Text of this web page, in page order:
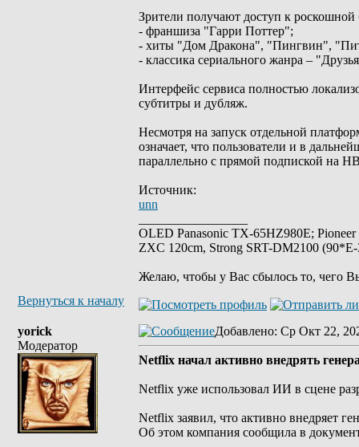
Зрители получают доступ к
- франшиза "Гарри Поттер";
- хиты "Дом Дракона", "Пингвин",
- классика сериального жанра –
Интерфейс сервиса полностью
субтитры и дубляж.
Несмотря на запуск отдельной
означает, что пользователи и в
параллельно с прямой подпиской на
Источник:
unn
OLED Panasonic TX-65HZ980E;
ZXC 120cm, Strong SRT-DM2100
Желаю, чтобы у Вас сбылось то, чего
Вернуться к началу
yorick
Модератор
Добавлено: Ср Окт 22,
Netflix начал активно внедрять
Netflix уже использовал ИИ в сцене
Netflix заявил, что активно внедряет
Об этом компания сообщила в